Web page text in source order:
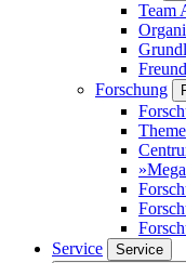
Team
Forschung
Service
Service